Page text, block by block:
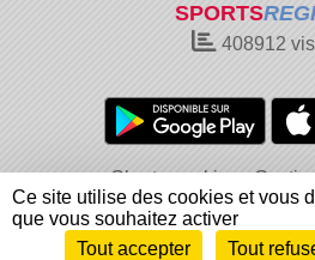
SPORTS
408912
Charte cookies
Informations légales
Signaler
Envie de participer ?
Ce site utilise des cookies et vous
que vous souhaitez activer
Tout accepter
Tout